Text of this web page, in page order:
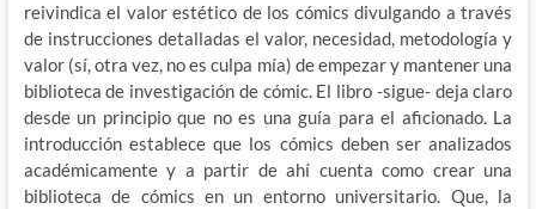
reivindica el valor estético de los cómics divulgando a través
de instrucciones detalladas el valor, necesidad, metodología y
valor (sí, otra vez, no es culpa mía) de empezar y mantener una
biblioteca de investigación de cómic. El libro -sigue- deja claro
desde un principio que no es una guía para el aficionado. La
introducción establece que los cómics deben ser analizados
académicamente y a partir de ahí cuenta como crear una
biblioteca de cómics en un entorno universitario. Que, la